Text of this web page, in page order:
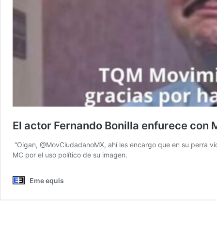
El actor Fernando Bonilla enfurece con
“Oigan, @MovCiudadanoMX, ahí les encargo que en su perra
MC por el uso político de su imagen.
Eme equis